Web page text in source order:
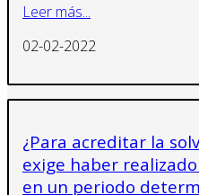
Leer más...
02-02-2022
¿Para acreditar la
exige haber
en un periodo